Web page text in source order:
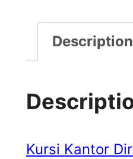
Description
Kursi Kantor